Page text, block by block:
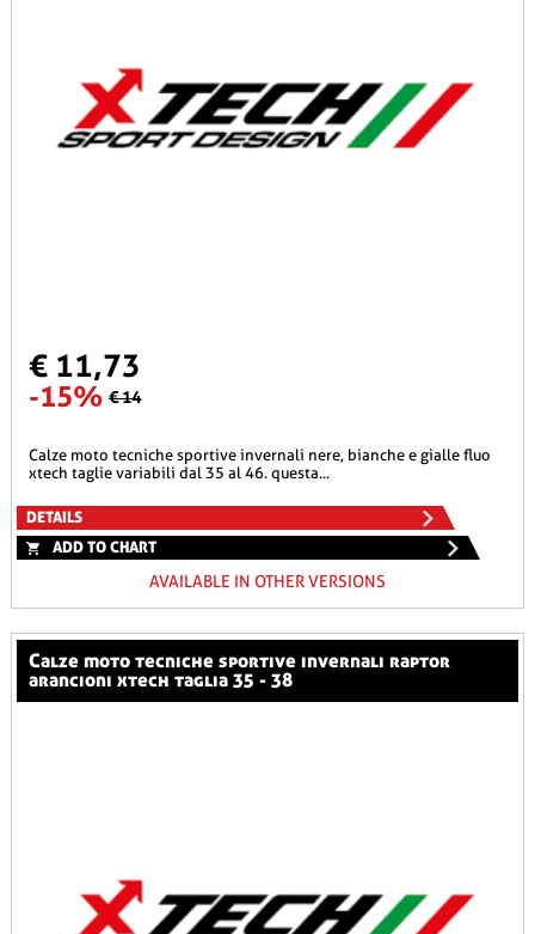
€ 11,73
-15% € 14
calze moto tecniche sportive invernali nere, bianche e gialle fluo
xtech taglie variabili dal 35 al 46. questa...
DETAILS
ADD TO CHART
AVAILABLE IN OTHER VERSIONS
calze moto tecniche sportive invernali raptor
arancioni xtech taglia 35 - 38